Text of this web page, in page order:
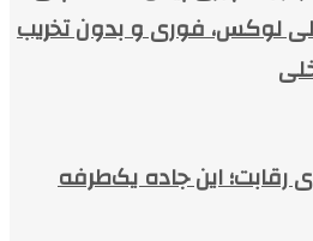
لوکس، فوری و بدون تخریب
شورای رقابت؛ این جاده یک‌طرفه